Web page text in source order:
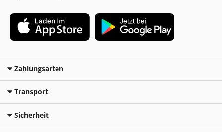
Zahlungsarten
Transport
Sicherheit